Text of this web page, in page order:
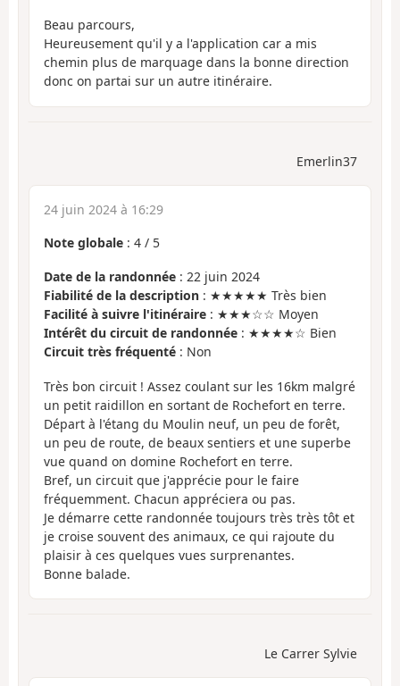
Beau parcours,
Heureusement qu'il y a l'application car a mis
chemin plus de marquage dans la bonne direction
donc on partai sur un autre itinéraire.
Emerlin37
24 juin 2024 à 16:29
Note globale : 4 / 5
Date de la randonnée : 22 juin 2024
Fiabilité de la description : ★★★★★ Très bien
Facilité à suivre l'itinéraire : ★★★☆☆ Moyen
Intérêt du circuit de randonnée : ★★★★☆ Bien
Circuit très fréquenté : Non
Très bon circuit ! Assez coulant sur les 16km malgré
un petit raidillon en sortant de Rochefort en terre.
Départ à l'étang du Moulin neuf, un peu de forêt,
un peu de route, de beaux sentiers et une superbe
vue quand on domine Rochefort en terre.
Bref, un circuit que j'apprécie pour le faire
fréquemment. Chacun appréciera ou pas.
Je démarre cette randonnée toujours très très tôt et
je croise souvent des animaux, ce qui rajoute du
plaisir à ces quelques vues surprenantes.
Bonne balade.
Le Carrer Sylvie